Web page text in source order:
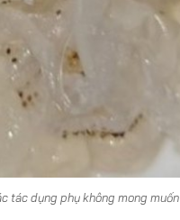
tác dụng phụ không mong muốn